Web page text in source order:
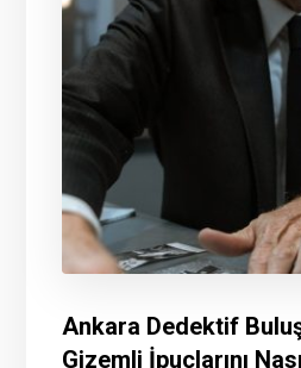
Ankara Dedektif
Gizemli İpuçlarını